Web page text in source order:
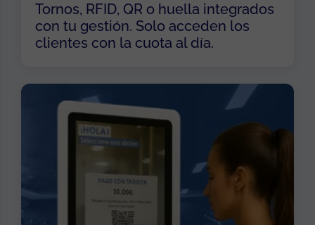
Tornos, RFID, QR o huella integrados
con tu gestión. Solo acceden los
clientes con la cuota al día.